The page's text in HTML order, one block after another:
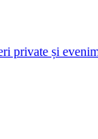
private și